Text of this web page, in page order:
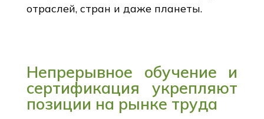
отраслей, стран и даже планеты.
Непрерывное обучение и
сертификация укрепляют
позиции на рынке труда